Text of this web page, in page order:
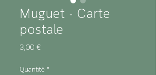
Muguet - Carte
postale
3,00 €Prix
Quantité *